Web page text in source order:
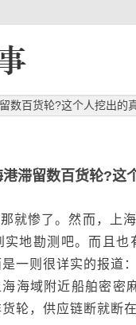
留数百货轮?这个人挖出的
港滞留数百货轮?这
就惨了。然而，上
地勘测吧。而且
一则很详实的报道：
海域附近船舶密密
轮，供应链断就断在